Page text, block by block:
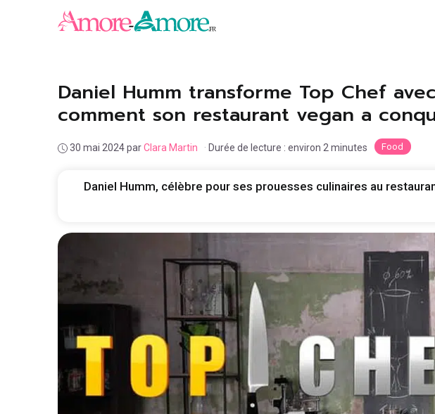
Food
Daniel Humm transforme Top Chef
comment son restaurant vegan a
30 mai 2024parClara Martin · Durée de lecture : environ 2 minutes
Daniel Humm, célèbre pour ses prouesses culinaires au